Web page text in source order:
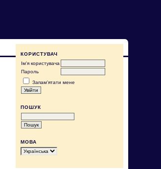
КОРИСТУВАЧ
Ім'я користувача
Пароль
Запам'ятати мене
ПОШУК
МОВА